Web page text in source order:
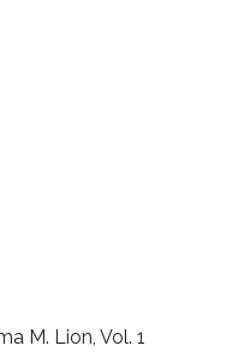
M. Lion, Vol. 1